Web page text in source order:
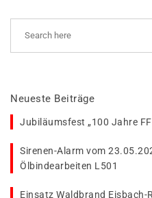
Neueste Beiträge
Jubiläumsfest „100 Jahre
Sirenen-Alarm vom
Ölbindearbeiten L501
Einsatz Waldbrand Eisbach-